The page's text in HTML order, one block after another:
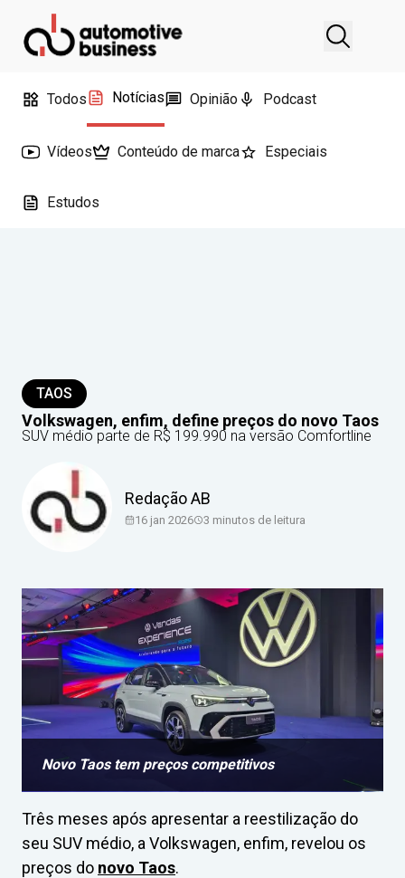
Todos Notícias Opinião Podcast
Vídeos Conteúdo de marca Especiais
Estudos
TAOS
Volkswagen, enfim, define preços do novo Taos
SUV médio parte de R$ 199.990 na versão Comfortline
Redação AB
16 jan 2026 3 minutos de leitura
Novo Taos tem preços competitivos
Três meses após apresentar a reestilização do
seu SUV médio, a Volkswagen, enfim, revelou os
preços do novo Taos.